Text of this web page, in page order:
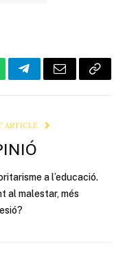
TelegramEmail Copy
ARTICLE
a l’educació.
al malestar, més